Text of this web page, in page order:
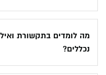
מה לומדים בתקשורת
נכללים?